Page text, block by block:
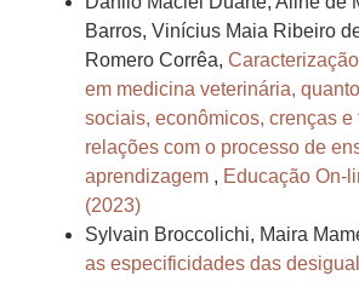
Barros, Vinícius Maia Ribeiro
Romero Corrêa,
em medicina veterinária,
sociais, econômicos, crenças e
relações com o processo de
aprendizagem , Educação On-
(2023)
Sylvain Broccolichi, Maira
as especificidades das